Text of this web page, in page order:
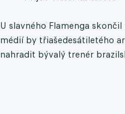
U slavného Flamenga
médií by třiašedesátiletého
nahradit bývalý trenér